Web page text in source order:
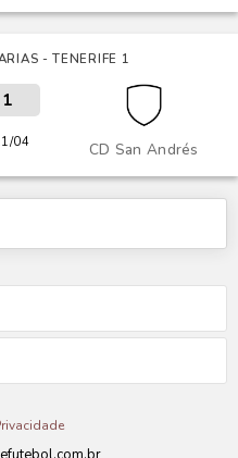
- TENERIFE 1
CD San Andrés
1
04